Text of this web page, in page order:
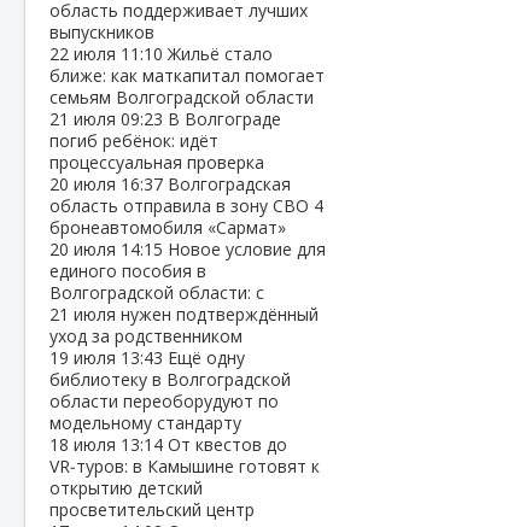
область поддерживает лучших
выпускников
22 июля 11:10Жильё стало
ближе: как маткапитал помогает
семьям Волгоградской области
21 июля 09:23 В Волгограде
погиб ребёнок: идёт
процессуальная проверка
20 июля 16:37 Волгоградская
область отправила в зону СВО 4
бронеавтомобиля «Сармат»
20 июля 14:15 Новое условие для
единого пособия в
Волгоградской области: с
21 июля нужен подтверждённый
уход за родственником
19 июля 13:43 Ещё одну
библиотеку в Волгоградской
области переоборудуют по
модельному стандарту
18 июля 13:14 От квестов до
VR‑туров: в Камышине готовят к
открытию детский
просветительский центр